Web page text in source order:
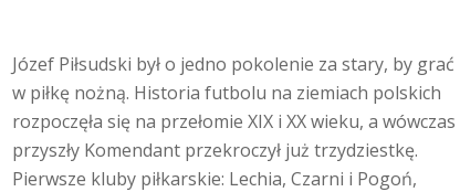
Józef Piłsudski był o jedno pokolenie za stary, by grać
w piłkę nożną. Historia futbolu na ziemiach polskich
rozpoczęła się na przełomie XIX i XX wieku, a wówczas
przyszły Komendant przekroczył już trzydziestkę.
Pierwsze kluby piłkarskie: Lechia, Czarni i Pogoń,